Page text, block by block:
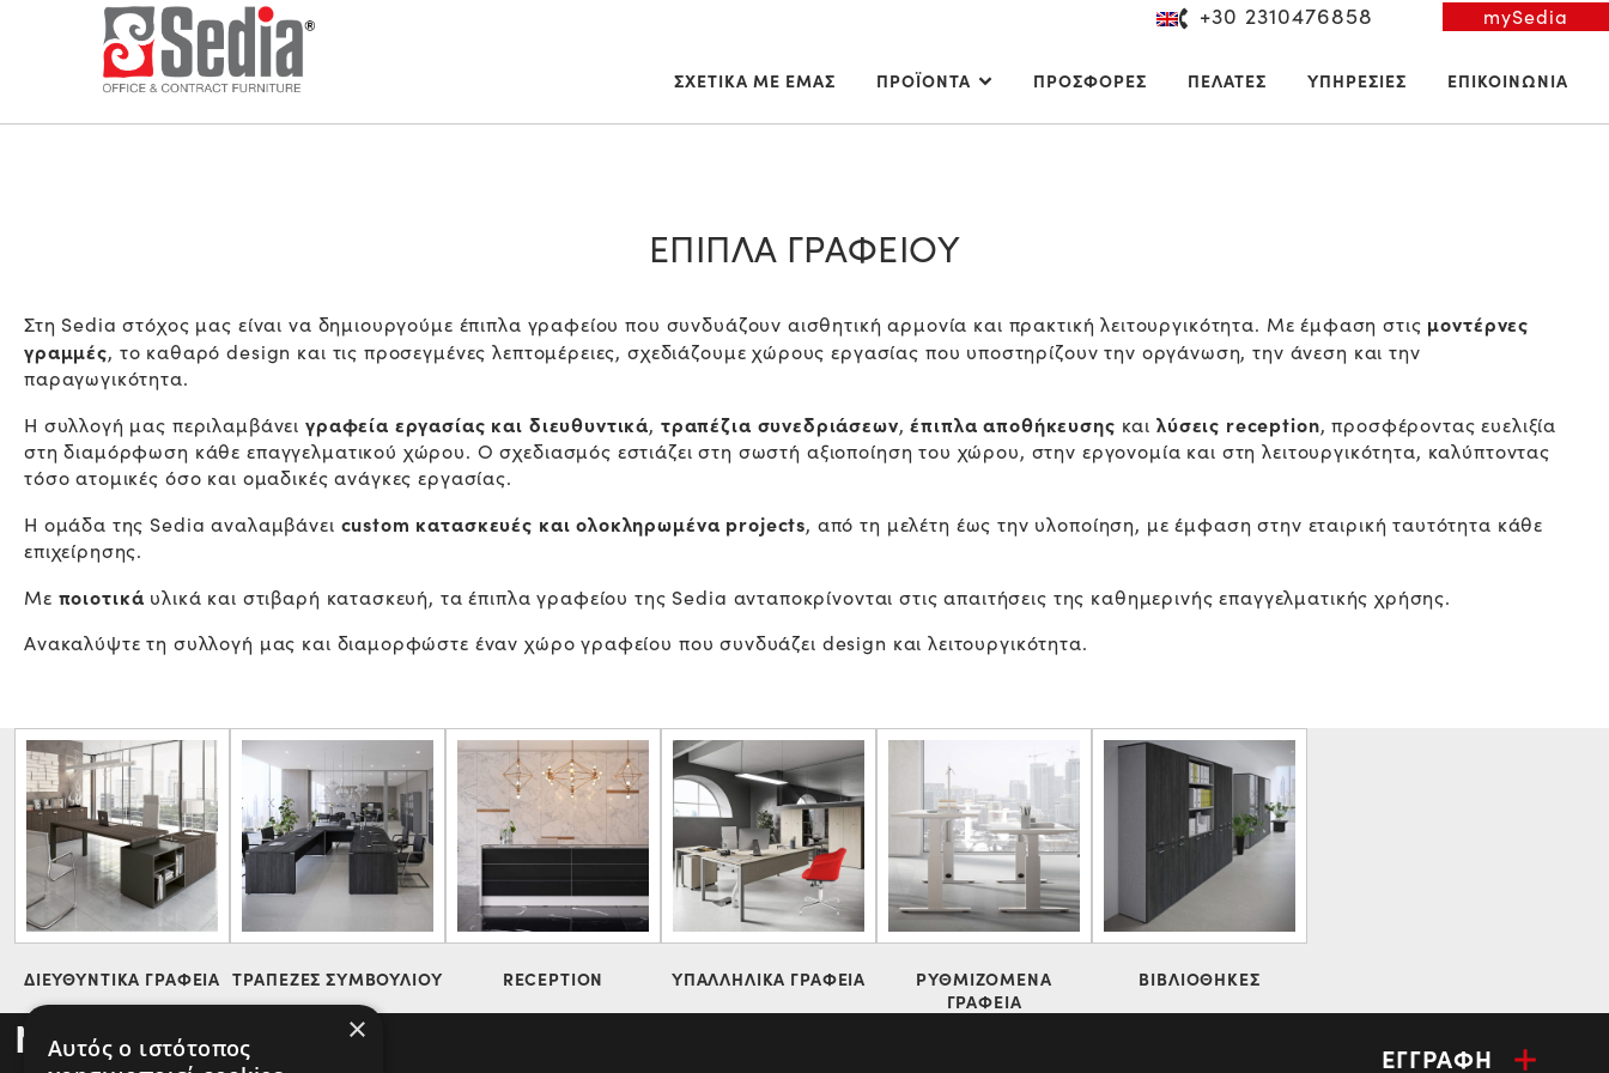
+30 2310476858 mySedia
ΣΧΕΤΙΚΑ ΜΕ ΕΜΑΣ ΠΡΟΪΟΝΤΑ ΠΡΟΣΦΟΡΕΣ ΠΕΛΑΤΕΣ ΥΠΗΡΕΣΙΕΣ ΕΠΙΚΟΙΝΩΝΙΑ
ΕΠΙΠΛΑ ΓΡΑΦΕΙΟΥ
Στη Sedia στόχος μας είναι να δημιουργούμε έπιπλα γραφείου που συνδυάζουν αισθητική αρμονία και πρακτική λειτουργικότητα. Με έμφαση στις μοντέρνες
γραμμές, το καθαρό design και τις προσεγμένες λεπτομέρειες, σχεδιάζουμε χώρους εργασίας που υποστηρίζουν την οργάνωση, την άνεση και την
παραγωγικότητα.
Η συλλογή μας περιλαμβάνει γραφεία εργασίας και διευθυντικά, τραπέζια συνεδριάσεων,έπιπλα αποθήκευσης και λύσεις reception, προσφέροντας ευελιξία
στη διαμόρφωση κάθε επαγγελματικού χώρου. Ο σχεδιασμός εστιάζει στη σωστή αξιοποίηση του χώρου, στην εργονομία και στη λειτουργικότητα, καλύπτοντας
τόσο ατομικές όσο και ομαδικές ανάγκες εργασίας.
H ομάδα της Sedia αναλαμβάνει custom κατασκευές και ολοκληρωμένα projects, από τη μελέτη έως την υλοποίηση, με έμφαση στην εταιρική ταυτότητα κάθε
επιχείρησης.
Με ποιoτικά υλικά και στιβαρή κατασκευή, τα έπιπλα γραφείου της Sedia ανταποκρίνονται στις απαιτήσεις της καθημερινής επαγγελματικής χρήσης.
Ανακαλύψτε τη συλλογή μας και διαμορφώστε έναν χώρο γραφείου που συνδυάζει design και λειτουργικότητα.
ΔΙΕΥΘΥΝΤΙΚΑ ΓΡΑΦΕΙΑ ΤΡΑΠΕΖΕΣ ΣΥΜΒΟΥΛΙΟΥ RECEPTION ΥΠΑΛΛΗΛΙΚΑ ΓΡΑΦΕΙΑ
ΡΥΘΜΙΖΟΜΕΝΑ
ΓΡΑΦΕΙΑ
ΒΙΒΛΙΟΘΗΚΕΣ
NEWSLETTER ΕΓΓΡΑΦΗ
×
Αυτός ο ιστότοπος